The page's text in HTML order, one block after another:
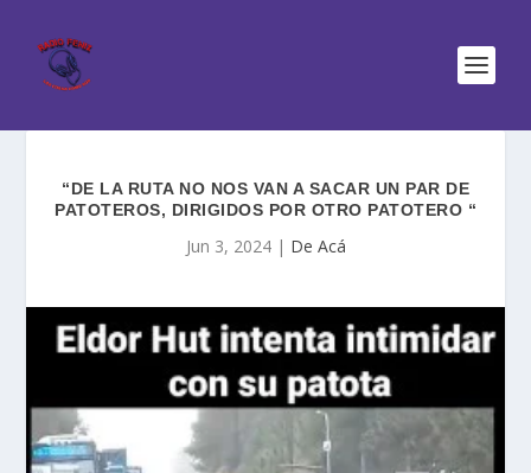
“DE LA RUTA NO NOS VAN A SACAR UN PAR DE
PATOTEROS, DIRIGIDOS POR OTRO PATOTERO “
Jun 3, 2024| De Acá